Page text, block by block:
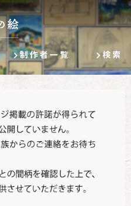
制作者一覧 検索